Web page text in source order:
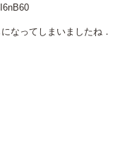
なってしまいましたね．